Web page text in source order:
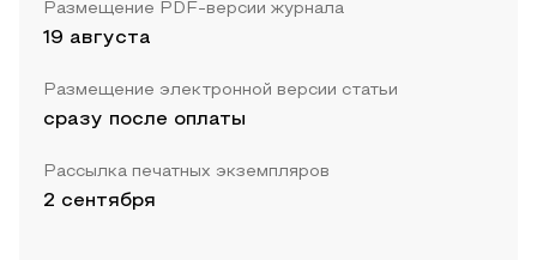
Размещение PDF-версии журнала
19 августа
Размещение электронной версии статьи
сразу после оплаты
Рассылка печатных экземпляров
2 сентября